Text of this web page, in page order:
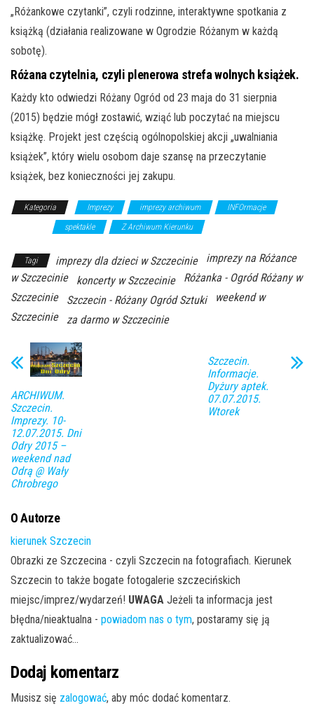
„Różankowe czytanki”, czyli rodzinne, interaktywne spotkania z
książką (działania realizowane w Ogrodzie Różanym w każdą
sobotę).
Różana czytelnia, czyli plenerowa strefa wolnych książek.
Każdy kto odwiedzi Różany Ogród od 23 maja do 31 sierpnia
(2015) będzie mógł zostawić, wziąć lub poczytać na miejscu
książkę. Projekt jest częścią ogólnopolskiej akcji „uwalniania
książek”, który wielu osobom daje szansę na przeczytanie
książek, bez konieczności jej zakupu.
Kategoria Imprezy imprezy archiwum
INFOrmacje
spektakle Z Archiwum Kierunku
Tagi imprezy dla dzieci w Szczecinie
imprezy na Różance
w Szczecinie
koncerty w Szczecinie
Różanka - Ogród Różany w
Szczecinie
Szczecin - Różany Ogród Sztuki
weekend w
Szczecinie
za darmo w Szczecinie
ARCHIWUM.
Szczecin.
Imprezy. 10-
12.07.2015. Dni
Odry 2015 –
weekend nad
Odrą @ Wały
Chrobrego
Szczecin.
Informacje.
Dyżury aptek.
07.07.2015.
Wtorek
O Autorze
kierunek Szczecin
Obrazki ze Szczecina - czyli Szczecin na fotografiach. Kierunek
Szczecin to także bogate fotogalerie szczecińskich
miejsc/imprez/wydarzeń! UWAGA Jeżeli ta informacja jest
błędna/nieaktualna - powiadom nas o tym, postaramy się ją
zaktualizować...
Dodaj komentarz
Musisz się zalogować, aby móc dodać komentarz.